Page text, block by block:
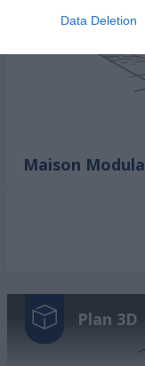
Data Deletion
Maison Modula
Plan 3D